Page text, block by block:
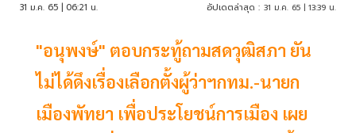
31 ม.ค. 65 | 06:21 น. อัปเดตล่าสุด : 31 ม.ค. 65 | 13:39 น.
"อนุพงษ์" ตอบกระทู้ถามสดวุฒิสภา ยัน
ไม่ได้ดึงเรื่องเลือกตั้งผู้ว่าฯกทม.-นายก
เมืองพัทยา เพื่อประโยชน์การเมือง เผย